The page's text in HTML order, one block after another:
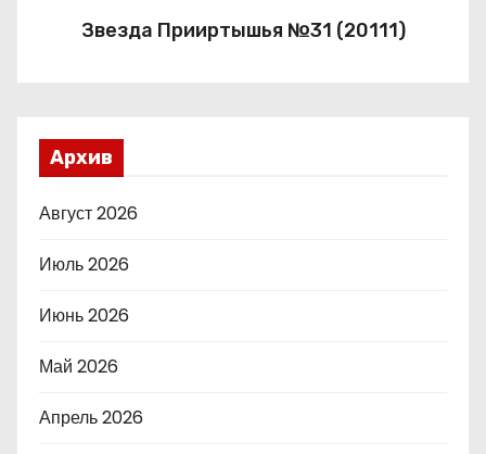
Звезда Прииртышья №31 (20111)
Архив
Август 2026
Июль 2026
Июнь 2026
Май 2026
Апрель 2026